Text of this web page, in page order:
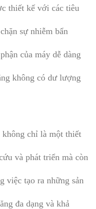
thiết kế với các tiêu
sự nhiễm bẩn
của máy dễ dàng
không có dư lượng
chỉ là một thiết
và phát triển mà còn
việc tạo ra những sản
đa dạng và khả